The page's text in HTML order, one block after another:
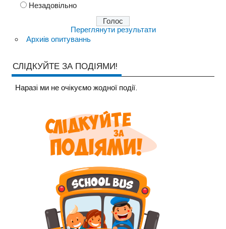
Незадовільно
Переглянути результати
Архиів опитуваннь
СЛІДКУЙТЕ ЗА ПОДІЯМИ!
Наразi ми не очiкуємо жодної події.